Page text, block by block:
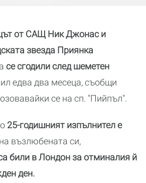
от САЩ Ник Джонас и
звезда Приянка
се сгодили след шеметен
едва два месеца, съобщи
се на сп. "Пийпъл".
25-годишният изпълнител е
на възлюбената си,
били в Лондон за отминалия й
ден.